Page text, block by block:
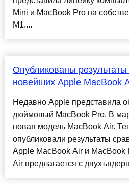
Mini и MacBook Pro на
M1....
Опубликованы
новейших Apple MacBook
Недавно Apple представила
дюймовый MacBook Pro. В
новая модель MacBook Air.
опубликовали результаты
Apple MacBook Air и MacBook
Air предлагается с